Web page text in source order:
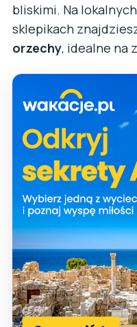
bliskimi. Na
sklepikach
orzechy, idealne na